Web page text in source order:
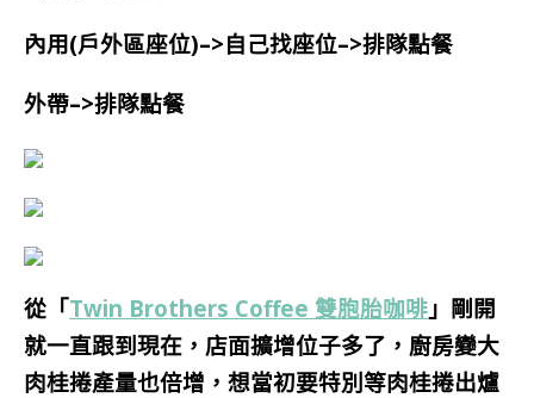
內用(戶外區座位)–>自己找座位–>排隊點餐
外帶–>排隊點餐
從「Twin Brothers Coffee 雙胞胎咖啡 」剛開
就一直跟到現在，店面擴增位子多了，廚房變大
肉桂捲產量也倍增，想當初要特別等肉桂捲出爐